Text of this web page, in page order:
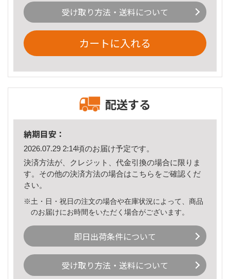
受け取り方法・送料について
カートに入れる
配送する
納期目安：
2026.07.29 2:14頃のお届け予定です。
決済方法が、クレジット、代金引換の場合に限りま
す。その他の決済方法の場合はこちら をご確認くだ
さい。
※土・日・祝日の注文の場合や在庫状況によって、商品
のお届けにお時間をいただく場合がございます。
即日出荷条件について
受け取り方法・送料について